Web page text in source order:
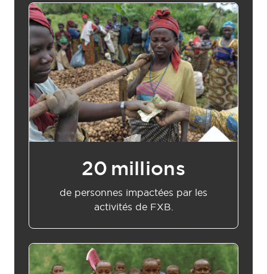
20 millions
de personnes impactées par les
activités de FXB.